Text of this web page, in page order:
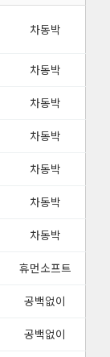
차동박
차동박
차동박
차동박
차동박
차동박
차동박
휴먼소프트
공백없이
공백없이